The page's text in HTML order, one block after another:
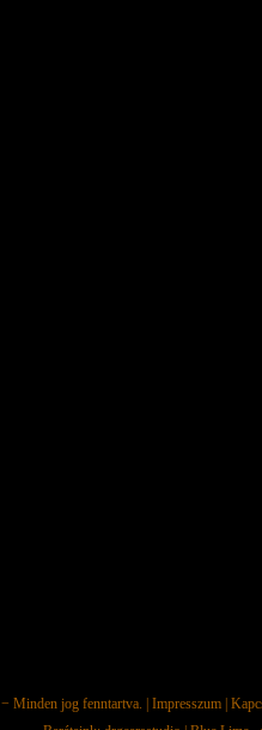
− Minden jog fenntartva. | Impresszum